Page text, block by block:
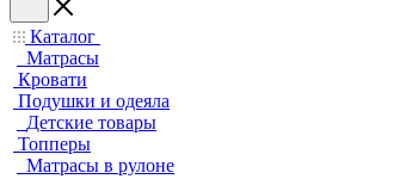
Каталог
Матрасы
Кровати
Подушки и одеяла
Детские товары
Топперы
Матрасы в рулоне